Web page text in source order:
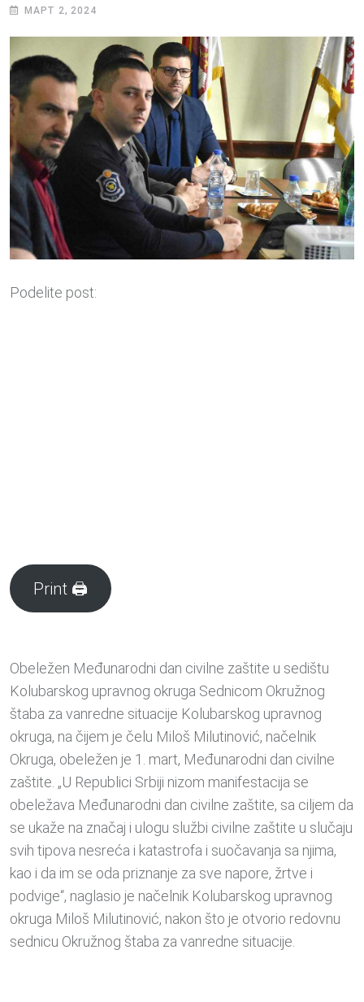
МАРТ 2, 2024
Podelite post:
Print 🖨
Obeležen Međunarodni dan civilne zaštite u sedištu
Kolubarskog upravnog okruga Sednicom Okružnog
štaba za vanredne situacije Kolubarskog upravnog
okruga, na čijem je čelu Miloš Milutinović, načelnik
Okruga, obeležen je 1. mart, Međunarodni dan civilne
zaštite. „U Republici Srbiji nizom manifestacija se
obeležava Međunarodni dan civilne zaštite, sa ciljem da
se ukaže na značaj i ulogu službi civilne zaštite u slučaju
svih tipova nesreća i katastrofa i suočavanja sa njima,
kao i da im se oda priznanje za sve napore, žrtve i
podvige“, naglasio je načelnik Kolubarskog upravnog
okruga Miloš Milutinović, nakon što je otvorio redovnu
sednicu Okružnog štaba za vanredne situacije.